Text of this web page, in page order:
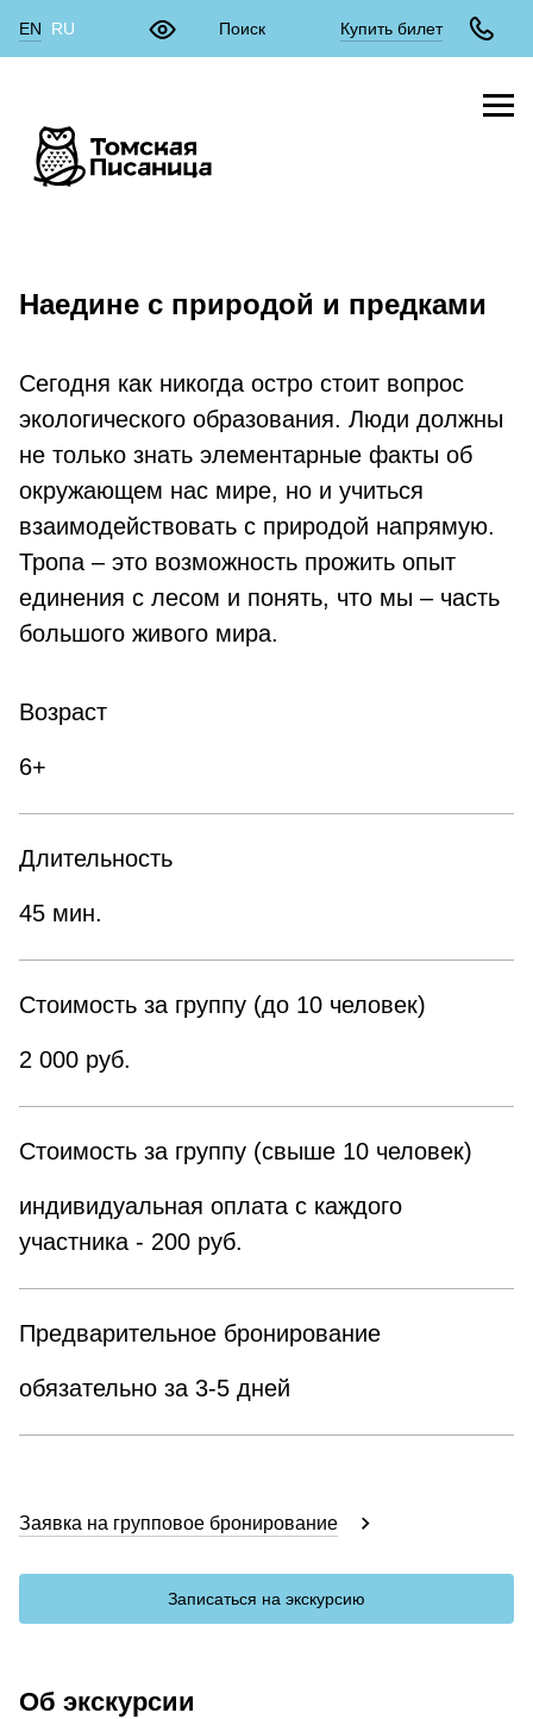
EN RU Купить билет
Наедине с природой и предками
Сегодня как никогда остро стоит вопрос
экологического образования. Люди должны
не только знать элементарные факты об
окружающем нас мире, но и учиться
взаимодействовать с природой напрямую.
Тропа – это возможность прожить опыт
единения с лесом и понять, что мы – часть
большого живого мира.
Возраст
6+
Длительность
45 мин.
Стоимость за группу (до 10 человек)
2 000 руб.
Стоимость за группу (свыше 10 человек)
индивидуальная оплата с каждого
участника - 200 руб.
Предварительное бронирование
обязательно за 3-5 дней
Записаться на экскурсию
Заявка на групповое бронирование
Об экскурсии